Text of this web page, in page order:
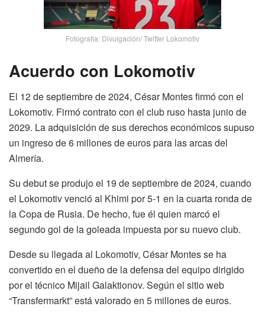
Fotografia: Divulgación/ Twitter Lokomotiv
Acuerdo con Lokomotiv
El 12 de septiembre de 2024, César Montes firmó con el
Lokomotiv. Firmó contrato con el club ruso hasta junio de
2029. La adquisición de sus derechos económicos supuso
un ingreso de 6 millones de euros para las arcas del
Almería.
Su debut se produjo el 19 de septiembre de 2024, cuando
el Lokomotiv venció al Khimi por 5-1 en la cuarta ronda de
la Copa de Rusia. De hecho, fue él quien marcó el
segundo gol de la goleada impuesta por su nuevo club.
Desde su llegada al Lokomotiv, César Montes se ha
convertido en el dueño de la defensa del equipo dirigido
por el técnico Mijail Galaktionov. Según el sitio web
“Transfermarkt” está valorado en 5 millones de euros.